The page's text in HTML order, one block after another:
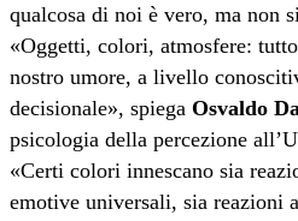
qualcosa di noi è vero, ma non
«Oggetti, colori, atmosfere:
nostro umore, a livello
decisionale», spiega Osvaldo
psicologia della percezione
«Certi colori innescano sia
emotive universali, sia reazioni